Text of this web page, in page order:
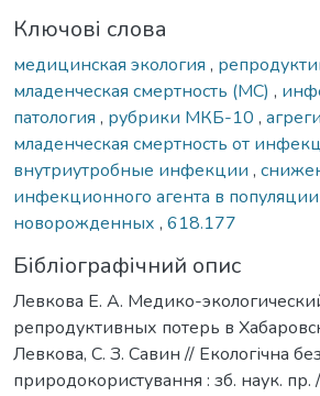
Ключові слова
медицинская экология ,
младенческая смертность (МС) ,
патология , рубрики МКБ-10 ,
младенческая смертность от
внутриутробные инфекции ,
инфекционного агента в
новорожденных , 618.177
Бібліографічний опис
Левкова Е. А. Медико-
репродуктивных потерь в
Левкова, С. З. Савин // Екологічна
природокористування : зб. наук. пр.